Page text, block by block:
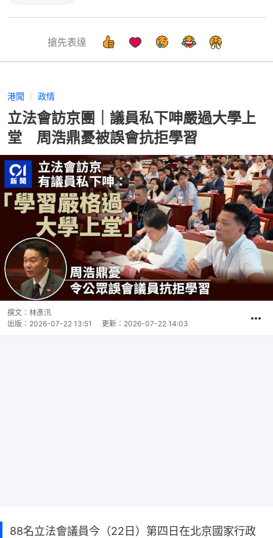
搶先表達
港聞 政情
立法會訪京團｜議員私下呻嚴過大學上
堂 周浩鼎憂被誤會抗拒學習
撰文： 林彥汛
出版： 2026-07-22 13:51 更新： 2026-07-22 14:03
88名立法會議員今（22日）第四日在北京國家行政